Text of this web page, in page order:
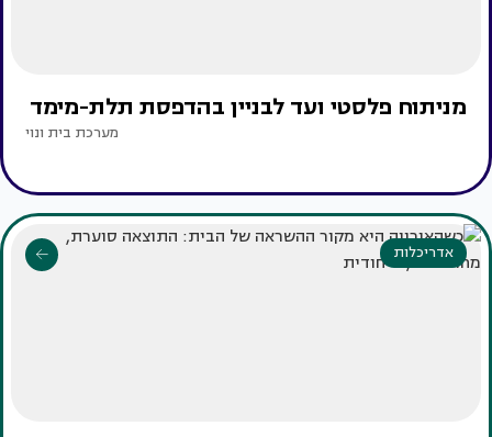
מניתוח פלסטי ועד לבניין בהדפסת תלת-מימד
מערכת בית ונוי
אדריכלות